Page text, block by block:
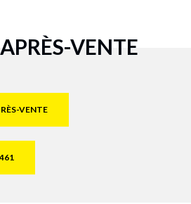
VENTE
VENTE